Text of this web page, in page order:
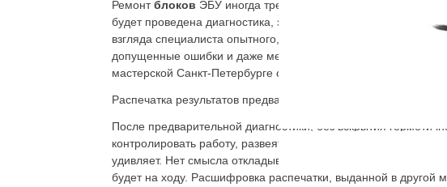
Ремонтблоков ЭБУ иногда требует устранения неполадок
будет проведена диагностика, затем мастер приступит к
взгляда специалиста опытного, а значит будет по-
допущенные ошибки и даже менять дорогостоящие
мастерской Санкт-Петербурге осуществляется на намного
Распечатка результатов предварительной диагностики
После предварительной диагностики, без вскрытия
контролировать работу, развеять все сомнения. На
удивляет. Нет смысла откладывать на потом это
будет на ходу. Расшифровка распечатки, выданной в другой